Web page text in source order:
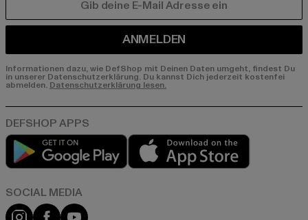
ANMELDEN
Informationen dazu, wie DefShop mit Deinen Daten umgeht, findest Du
in unserer Datenschutzerklärung. Du kannst Dich jederzeit kostenfei
abmelden. Datenschutzerklärung lesen.
Play market
Instagram
FacebookYouTube